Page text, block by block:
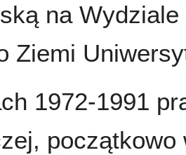
na
Ziemi
1972-1991